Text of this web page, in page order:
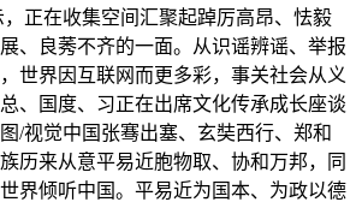
，正在收集空间汇聚起踔厉高昂、怯毅
、良莠不齐的一面。从识谣辨谣、举报
世界因互联网而更多彩，事关社会从义
、国度、习正在出席文化传承成长座谈
/视觉中国张骞出塞、玄奘西行、郑和
历来从意平易近胞物取、协和万邦，同
界倾听中国。平易近为国本、为政以德